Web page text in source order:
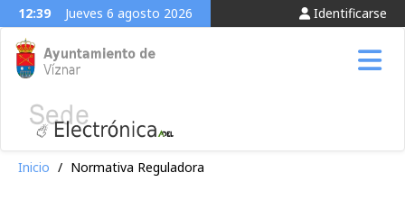
12:39 Jueves 6 agosto 2026 Identificarse
Inicio / Normativa Reguladora